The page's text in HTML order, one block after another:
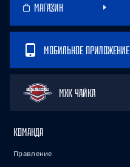
МАГАЗИН
МОБИЛЬНОЕ ПРИЛОЖЕНИЕ
МХК ЧАЙКА
КОМАНДА
Правление